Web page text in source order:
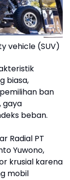
vehicle (SUV)
biasa,
ban
gaya
beban.
Radial PT
Yuwono,
krusial karena
mobil